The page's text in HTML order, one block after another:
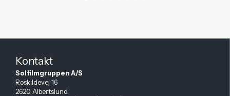
Kontakt
Solfilmgruppen A/S
Roskildevej 16
2620 Albertslund